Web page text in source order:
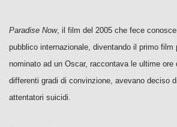
Paradise Now, il film del 2005 che fece
pubblico internazionale, diventando il primo film
nominato ad un Oscar, raccontava le ultime
differenti gradi di convinzione, avevano deciso
attentatori suicidi.